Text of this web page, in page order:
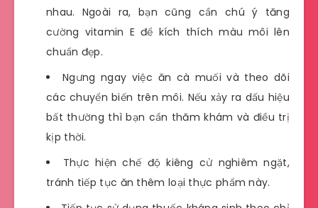
nhau. Ngoài ra, bạn cũng cần chú ý tăng
cường vitamin E để kích thích màu môi lên
chuẩn đẹp.
Ngưng ngay việc ăn cà muối và theo dõi
các chuyển biến trên môi. Nếu xảy ra dấu hiệu
bất thường thì bạn cần thăm khám và điều trị
kịp thời.
Thực hiện chế độ kiêng cử nghiêm ngặt,
tránh tiếp tục ăn thêm loại thực phẩm này.